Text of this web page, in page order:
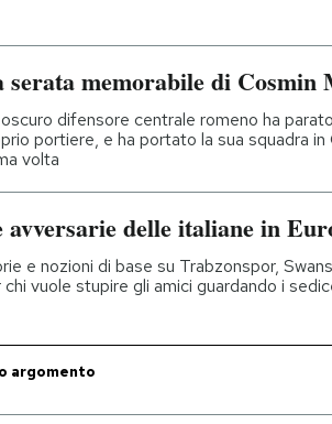
serata memorabile di Cosmin
difensore centrale romeno ha
portiere, e ha portato la sua squadra
volta
avversarie delle italiane in
e nozioni di base su Trabzonspor,
chi vuole stupire gli amici guardando i
argomento